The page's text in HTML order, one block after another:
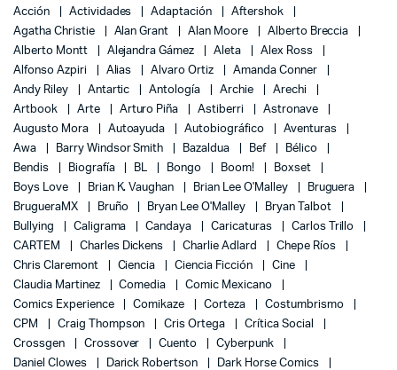
Acción Actividades Adaptación
Aftershok
Agatha Christie
Alan Grant Alan Moore
Alberto Breccia
Alberto Montt
Alejandra Gámez Aleta
Alex Ross
Alfonso Azpiri
Alias Alvaro Ortiz
Amanda Conner
Andy Riley
Antartic Antología Archie
Arechi
Artbook
Arte Arturo Piña Astiberri
Astronave
Augusto Mora
Autoayuda Autobiográfico
Aventuras
Awa
Barry Windsor Smith Bazaldua Bef
Bélico
Bendis
Biografía BL Bongo Boom!
Boxset
Boys Love
Brian K. Vaughan Brian Lee O'Malley
Bruguera
BrugueraMX
Bruño Bryan Lee O'Malley
Bryan Talbot
Bullying
Caligrama Candaya Caricaturas
Carlos Trillo
CARTEM
Charles Dickens Charlie Adlard
Chepe Ríos
Chris Claremont
Ciencia Ciencia Ficción
Cine
Claudia Martinez
Comedia
Comic Mexicano
Comics Experience
Comikaze Corteza
Costumbrismo
CPM
Craig Thompson Cris Ortega
Crítica Social
Crossgen
Crossover Cuento
Cyberpunk
Daniel Clowes
Darick Robertson
Dark Horse Comics